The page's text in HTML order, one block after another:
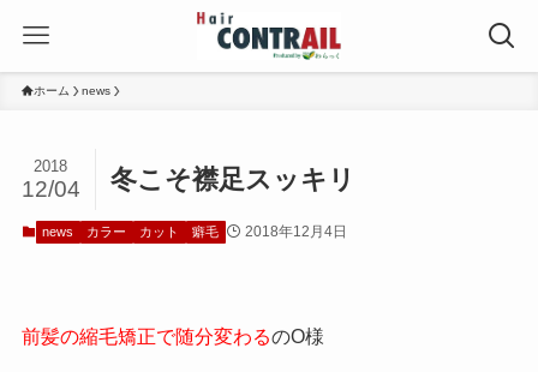
ホーム news
冬こそ襟足スッキリ
2018
12/04
news カラー カット 癖毛 2018年12月4日
前髪の縮毛矯正で随分変わるのO様